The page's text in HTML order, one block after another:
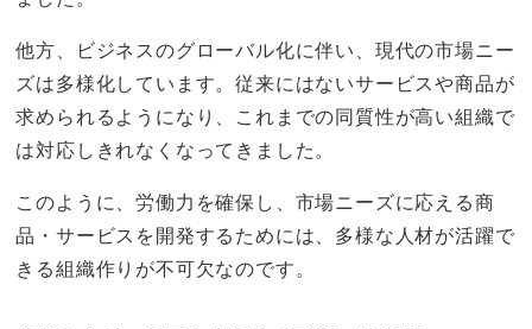
他方、ビジネスのグローバル化に伴い、現代の市場ニー
ズは多様化しています。従来にはないサービスや商品が
求められるようになり、これまでの同質性が高い組織で
は対応しきれなくなってきました。
このように、労働力を確保し、市場ニーズに応える商
品・サービスを開発するためには、多様な人材が活躍で
きる組織作りが不可欠なのです。